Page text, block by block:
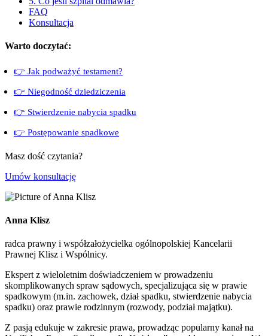
FAQ
Konsultacja
Warto doczytać:
👉 Jak podważyć testament?
👉 Niegodność dziedziczenia
👉 Stwierdzenie nabycia spadku
👉 Postępowanie spadkowe
Masz dość czytania?
Umów konsultację
Anna Klisz
radca prawny i współzałożycielka ogólnopolskiej Kancelarii
Prawnej Klisz i Wspólnicy.
Ekspert z wieloletnim doświadczeniem w prowadzeniu
skomplikowanych spraw sądowych, specjalizująca się w prawie
spadkowym (m.in. zachowek, dział spadku, stwierdzenie nabycia
spadku) oraz prawie rodzinnym (rozwody, podział majątku).
Z pasją edukuje w zakresie prawa, prowadząc popularny kanał na